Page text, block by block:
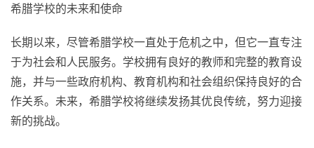
希腊学校的未来和使命
长期以来，尽管希腊学校一直处于危机之中，但它一直专注
于为社会和人民服务。学校拥有良好的教师和完整的教育设
施，并与一些政府机构、教育机构和社会组织保持良好的合
作关系。未来，希腊学校将继续发扬其优良传统，努力迎接
新的挑战。